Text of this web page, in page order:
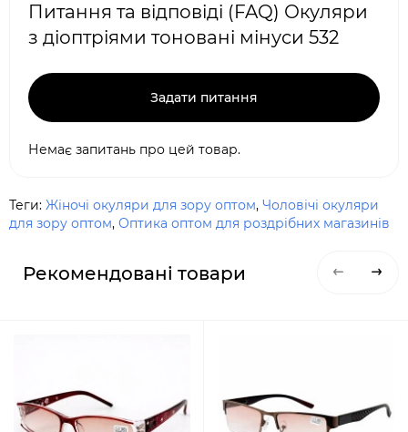
Питання та відповіді (FAQ) Окуляри
з діоптріями тоновані мінуси 532
Задати питання
Немає запитань про цей товар.
Теги: Жіночі окуляри для зору оптом, Чоловічі окуляри
для зору оптом, Оптика оптом для роздрібних магазинів
Рекомендовані товари